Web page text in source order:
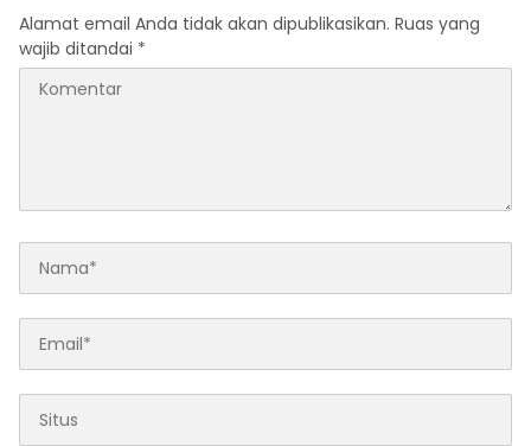
Alamat email Anda tidak akan dipublikasikan. Ruas yang
wajib ditandai *